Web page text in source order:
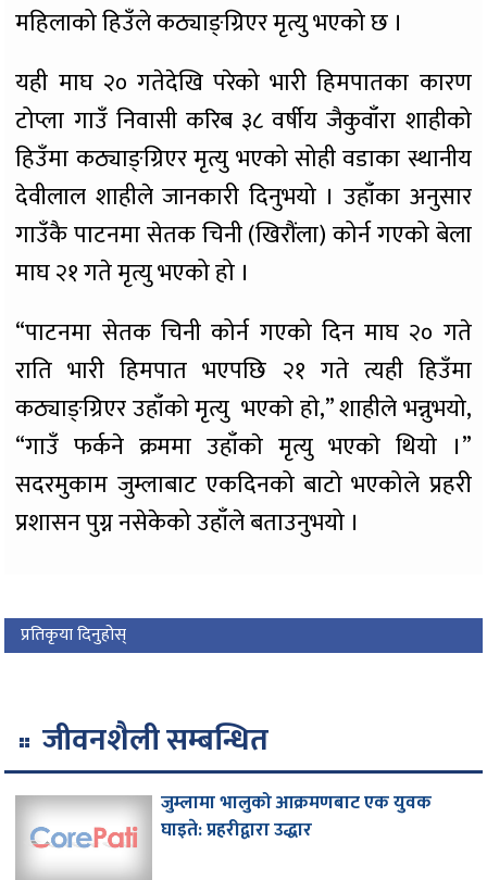
महिलाको हिउँले कठ्याङ्ग्रिएर मृत्यु भएको छ ।
यही माघ २० गतेदेखि परेको भारी हिमपातका कारण
टोप्ला गाउँ निवासी करिब ३८ वर्षीय जैकुवाँरा शाहीको
हिउँमा कठ्याङ्ग्रिएर मृत्यु भएको सोही वडाका स्थानीय
देवीलाल शाहीले जानकारी दिनुभयो । उहाँका अनुसार
गाउँकै पाटनमा सेतक चिनी (खिरौंला) कोर्न गएको बेला
माघ २१ गते मृत्यु भएको हो ।
“पाटनमा सेतक चिनी कोर्न गएको दिन माघ २० गते
राति भारी हिमपात भएपछि २१ गते त्यही हिउँमा
कठ्याङ्ग्रिएर उहाँको मृत्यु भएकाे हाे,” शाहीले भन्नुभयो,
“गाउँ फर्कने क्रममा उहाँकाे मृत्यु भएकाे थियाे ।”
सदरमुकाम जुम्लाबाट एकदिनको बाटो भएकोले प्रहरी
प्रशासन पुग्न नसेकेको उहाँले बताउनुभयो ।
प्रतिकृया दिनुहोस्
जीवनशैली सम्बन्धित
जुम्लामा भालुको आक्रमणबाट एक युवक
घाइते: प्रहरीद्वारा उद्धार